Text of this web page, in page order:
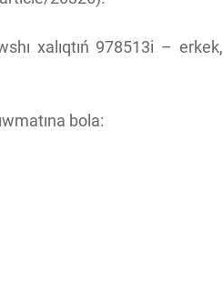
xalıqtıń 978513i –
bola: